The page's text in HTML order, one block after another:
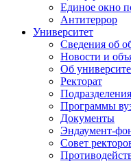
Единое окно
Антитеррор
Университет
Сведения об
Новости и
Об
Ректорат
Подразделения
Программы
Документы
Эндаумент-
Совет